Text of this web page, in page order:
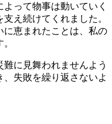
って物事は動いていく
え続けてくれました。
に恵まれたことは、私の
に見舞われませんよう
失敗を繰り返さないよ